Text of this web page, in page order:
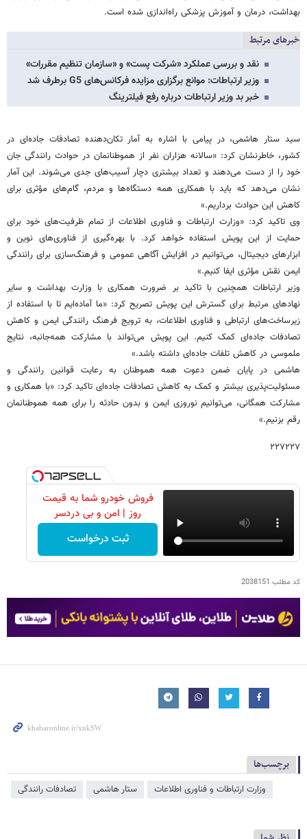
بهداشت، درمان و آموزش پزشکی راه‌اندازی شده است.
خبرهای مرتبط
نقد و بررسی عملکرد «شرکت پست» و «سازمان تنظیم مقررات»
وزیر ارتباطات: موانع برگزاری مزایده فرکانس‌های G5 برطرف شد
خبر بد وزیر ارتباطات درباره رفع فیلترینگ
سید ستار هاشمی، در پیامی با اشاره به آمار تکان‌دهنده تصادفات جاده‌ای در
کشور، خاطرنشان کرد: «سالانه هزاران نفر از هموطنانمان در حوادث رانندگی جان
خود را از دست می‌دهند و تعداد بیشتری دچار آسیب‌های جدی می‌شوند. این آمار
نشان می‌دهد که باید با همکاری همه دستگاه‌ها و مردم، گام‌های مؤثری برای
کاهش این حوادث برداریم.»
وی تاکید کرد: «وزارت ارتباطات و فناوری اطلاعات از تمام ظرفیت‌های خود برای
حمایت از این پویش استفاده خواهد کرد. با بهره‌گیری از فناوری‌های نوین و
ابزارهای دیجیتال، می‌توانیم در افزایش آگاهی عمومی و فرهنگ‌سازی برای رانندگی
ایمن نقش مؤثری ایفا کنیم.»
وزیر ارتباطات همچنین با تاکید بر ضرورت همکاری با وزارت بهداشت و سایر
نهادهای مرتبط برای گسترش این پویش تصریح کرد: «ما آماده‌ایم تا با استفاده از
زیرساخت‌های ارتباطی و فناوری اطلاعات، به ترویج فرهنگ رانندگی ایمن و کاهش
تصادفات جاده‌ای کمک کنیم. این پویش می‌تواند با مشارکت همه‌جانبه، نتایج
ملموسی در کاهش تلفات جاده‌ای داشته باشد.»
هاشمی در پایان ضمن دعوت همه هموطنان به رعایت قوانین رانندگی و
مسئولیت‌پذیری بیشتر و کمک به کاهش تصادفات جاده‌ای تاکید کرد: «با همکاری و
مشارکت همگانی، می‌توانیم نوروزی ایمن و بدون حادثه را برای همه هموطنانمان
رقم بزنیم.»
۲۲۷۲۲۷
فروش خودرو شما به قیمت
روز | امن و بی دردسر
ثبت درخواست
کد مطلب 2038151
برچسب‌ها
وزارت ارتباطات و فناوری اطلاعات ستار هاشمی تصادفات رانندگی